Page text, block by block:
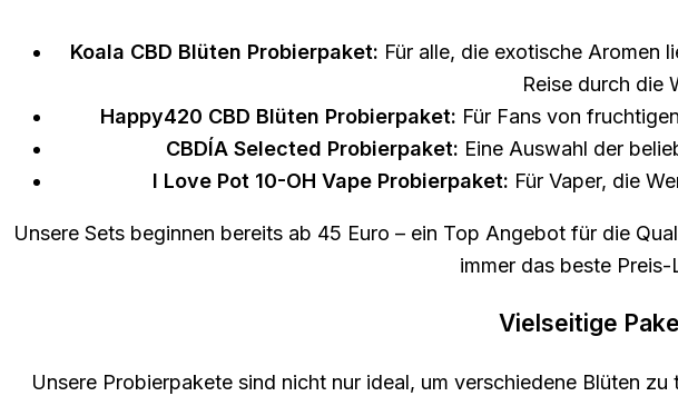
Koala CBD Blüten Probierpaket: Für alle, die exotische Aromen
Reise durch die
Happy420 CBD Blüten Probierpaket: Für Fans von
CBDÍA Selected Probierpaket: Eine Auswahl der
I Love Pot 10-OH Vape Probierpaket: Für Vaper, die
Unsere Sets beginnen bereits ab 45 Euro – ein Top Angebot für die
immer das beste
Vielseitige
Unsere Probierpakete sind nicht nur ideal, um verschiedene Blüten